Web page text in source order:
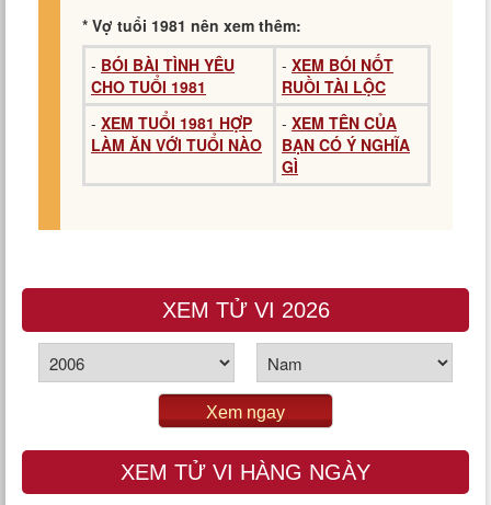
* Vợ tuổi 1981 nên xem thêm:
- BÓI BÀI TÌNH YÊU
CHO TUỔI 1981
- XEM BÓI NỐT
RUỒI TÀI LỘC
- XEM TUỔI 1981 HỢP
LÀM ĂN VỚI TUỔI NÀO
- XEM TÊN CỦA
BẠN CÓ Ý NGHĨA
GÌ
XEM TỬ VI 2026
Xem ngay
XEM TỬ VI HÀNG NGÀY